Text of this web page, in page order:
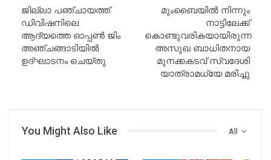
ജില്ലാ പഞ്ചായത്ത്
ഡിവിഷനിലെ
ആദ്യത്തെ ഓപ്പൺ ജിം
അഞ്ചങ്ങാടിയിൽ
ഉദ്ഘാടനം ചെയ്തു
മുംബൈയിൽ നിന്നും
നാട്ടിലേക്ക്
കൊണ്ടുവരികയായിരുന്ന
അസുഖ ബാധിതനായ
മുനക്കകടവ് സ്വദേശി
യാത്രാമധ്യേ മരിച്ചു
All
You Might Also Like